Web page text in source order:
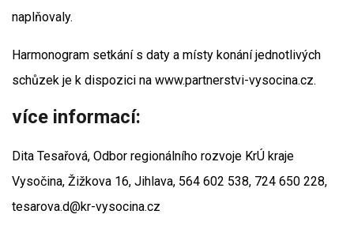
naplňovaly.
Harmonogram setkání s daty a místy konání jednotlivých
schůzek je k dispozici na www.partnerstvi-vysocina.cz.
více informací:
Dita Tesařová, Odbor regionálního rozvoje KrÚ kraje
Vysočina, Žižkova 16, Jihlava, 564 602 538, 724 650 228,
tesarova.d@kr-vysocina.cz